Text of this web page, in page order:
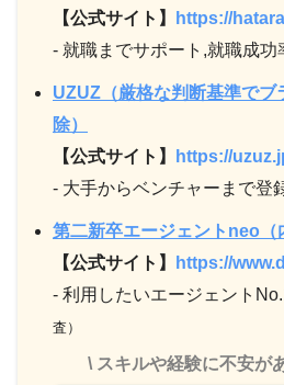
【公式サイト】
https://
- 就職までサポート,就職成功
UZUZ（厳格な判断基準でブ
除）
【公式サイト】
https://
- 大手からベンチャーまで登
第二新卒エージェントneo（
【公式サイト】
https://
- 利用したいエージェント
査）
\ スキルや経験に不安が